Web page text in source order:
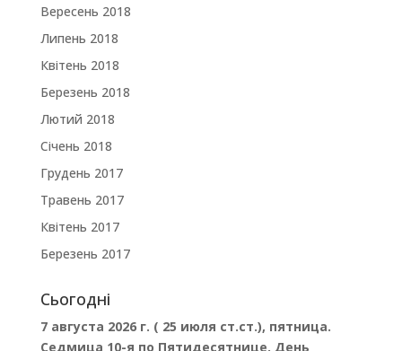
Вересень 2018
Липень 2018
Квітень 2018
Березень 2018
Лютий 2018
Січень 2018
Грудень 2017
Травень 2017
Квітень 2017
Березень 2017
Сьогодні
7 августа 2026 г. ( 25 июля ст.ст.), пятница.
Седмица 10-я по Пятидесятнице. День